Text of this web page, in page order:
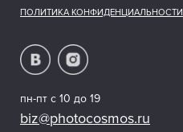
ПОЛИТИКА КОНФИДЕНЦИАЛЬНОСТИ
пн-пт с 10 до 19
biz@photocosmos.ru